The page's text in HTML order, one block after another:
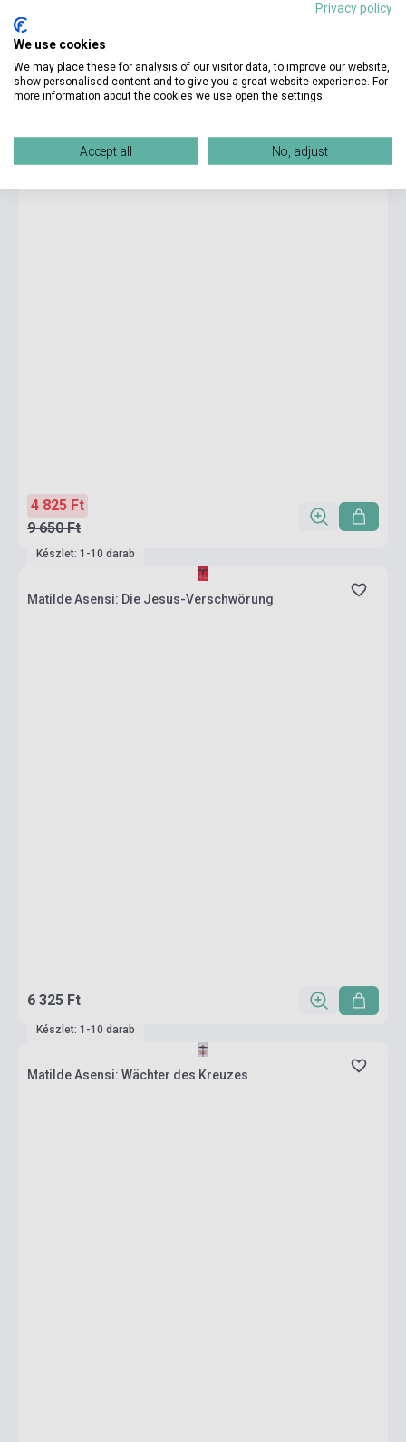
8 930 Ft
Készlet: 1-10 darab
4 825 Ft
9 650 Ft
Készlet: 1-10 darab
Matilde Asensi: Die Jesus-Verschwörung
6 325 Ft
Készlet: 1-10 darab
Matilde Asensi: Wächter des Kreuzes
Privacy policy
We use cookies
We may place these for analysis of our visitor data, to improve our website,
show personalised content and to give you a great website experience. For
more information about the cookies we use open the settings.
Accept all No, adjust